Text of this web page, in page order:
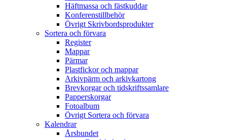
Häftmassa och fästkuddar
Konferenstillbehör
Övrigt Skrivbordsprodukter
Sortera och förvara
Register
Mappar
Pärmar
Plastfickor och mappar
Arkivpärm och arkivkartong
Brevkorgar och tidskriftssamlare
Papperskorgar
Fotoalbum
Övrigt Sortera och förvara
Kalendrar
Årsbundet